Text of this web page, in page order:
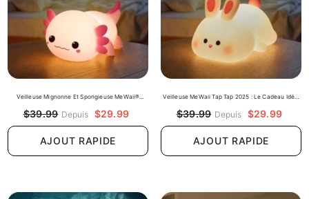
Veilleuse Mignonne Et Spongieuse MeWaii®
$39.99 Depuis $29.99
AJOUT RAPIDE
Veilleuse MeWaii Tap Tap 2025 : Le Cadeau Idéal
$39.99 Depuis $29.99
AJOUT RAPIDE